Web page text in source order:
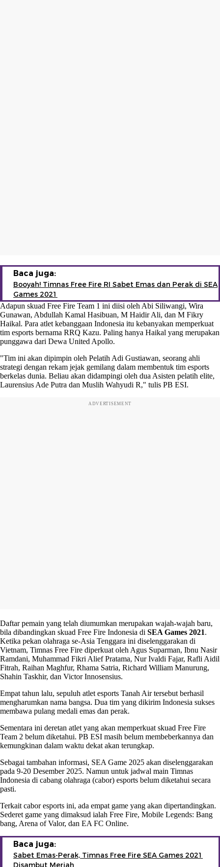
Baca juga:
Booyah! Timnas Free Fire RI Sabet Emas dan Perak di SEA
Games 2021
Adapun skuad Free Fire Team 1 ini diisi oleh Abi Siliwangi, Wira
Gunawan, Abdullah Kamal Hasibuan, M Haidir Ali, dan M Fikry
Haikal. Para atlet kebanggaan Indonesia itu kebanyakan memperkuat
tim esports bernama RRQ Kazu. Paling hanya Haikal yang merupakan
punggawa dari Dewa United Apollo.
"Tim ini akan dipimpin oleh Pelatih Adi Gustiawan, seorang ahli
strategi dengan rekam jejak gemilang dalam membentuk tim esports
berkelas dunia. Beliau akan didampingi oleh dua Asisten pelatih elite,
Laurensius Ade Putra dan Muslih Wahyudi R," tulis PB ESI.
ADVERTISEMENT
Daftar pemain yang telah diumumkan merupakan wajah-wajah baru,
bila dibandingkan skuad Free Fire Indonesia di SEA Games 2021.
Ketika pekan olahraga se-Asia Tenggara ini diselenggarakan di
Vietnam, Timnas Free Fire diperkuat oleh Agus Suparman, Ibnu Nasir
Ramdani, Muhammad Fikri Alief Pratama, Nur Ivaldi Fajar, Rafli Aidil
Fitrah, Raihan Maghfur, Rhama Satria, Richard William Manurung,
Shahin Taskhir, dan Victor Innosensius.
Empat tahun lalu, sepuluh atlet esports Tanah Air tersebut berhasil
mengharumkan nama bangsa. Dua tim yang dikirim Indonesia sukses
membawa pulang medali emas dan perak.
Sementara ini deretan atlet yang akan memperkuat skuad Free Fire
Team 2 belum diketahui. PB ESI masih belum membeberkannya dan
kemungkinan dalam waktu dekat akan terungkap.
Sebagai tambahan informasi, SEA Game 2025 akan diselenggarakan
pada 9-20 Desember 2025. Namun untuk jadwal main Timnas
Indonesia di cabang olahraga (cabor) esports belum diketahui secara
pasti.
Terkait cabor esports ini, ada empat game yang akan dipertandingkan.
Sederet game yang dimaksud ialah Free Fire, Mobile Legends: Bang
bang, Arena of Valor, dan EA FC Online.
Baca juga:
Sabet Emas-Perak, Timnas Free Fire SEA Games 2021
Disambut Meriah